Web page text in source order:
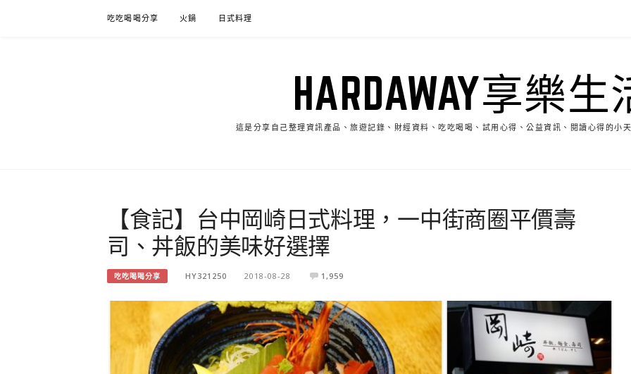
吃吃喝喝分享 火鍋 日式料理
HARDAWAY享樂生
這是分享自己整理資訊產品、旅遊記錄、財經資料、吃吃喝喝、試用心得、公益資訊、閱讀心得的小
【食記】台中岡崎日式料理，一中街商圈平價壽
司、丼飯的美味好選擇
吃吃喝喝分享 HY321250 2018-08-28 1,959